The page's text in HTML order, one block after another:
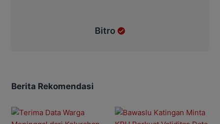
Bitro
Berita Rekomendasi